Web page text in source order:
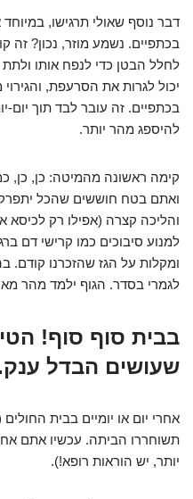
דבר נוסף שאולי תרגישו,
בכתפיים. נשמע מוזר, נכון? זה
לחלל הבטן כדי לנפח אותו
יכול לגרות את הסרעפת,
בכתפיים. זה עובר לבד תוך יום-
להיספג מהר יותר.
קימה ראשונה מהמיטה: כן, כן,
ואתם בטח חוששים שהכל
והליכה קצרה (אפילו רק לכיסא
למנוע סיבוכים כמו קרישי דם
ומקלות על הגז שהזכרנו קודם.
לגמרי בסדר. הגוף ילמד מהר
בבית סוף סוף!
שעושים הבדל
אחרי יום או יומיים בבית
תשוחררו הביתה. עכשיו אתם
יותר, יש הוראות רופא!).